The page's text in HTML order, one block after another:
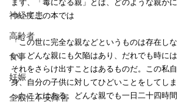
神経疾患
高齢者
食事
妊娠
全般性不安障害
まず、「毒になる親」とは、どのような親かに
ついてこの本では
「この世に完全な親などというものは存在しな
い。どんな親にも欠陥はあり、だれでも時には
それをさらけ出すことはあるものだ。この私自
身、自分の子供に対してひどいことをしてしま
ったことはある。どんな親でも一日二十四時間